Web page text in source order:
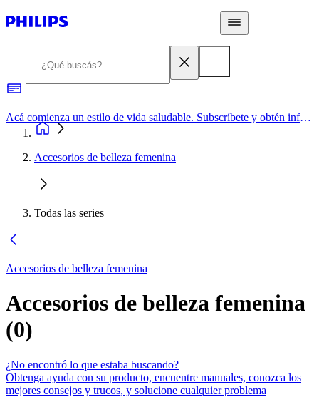
Acá comienza un estilo de vida saludable. Subscríbete y obtén información de primera mano
Accesorios de belleza femenina
Todas las series
Accesorios de belleza femenina
Accesorios de belleza femenina
(0)
¿No encontró lo que estaba buscando?
Obtenga ayuda con su producto, encuentre manuales, conozca los
mejores consejos y trucos, y solucione cualquier problema